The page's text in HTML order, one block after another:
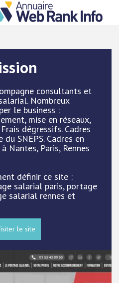
consultants et
Nombreux
le business :
mise en réseaux,
dégressifs. Cadres
SNEPS. Cadres en
Nantes, Paris, Rennes
définir ce site :
salarial paris, portage
salarial rennes et
le site